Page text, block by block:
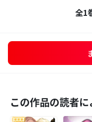
全1
この作品の読者